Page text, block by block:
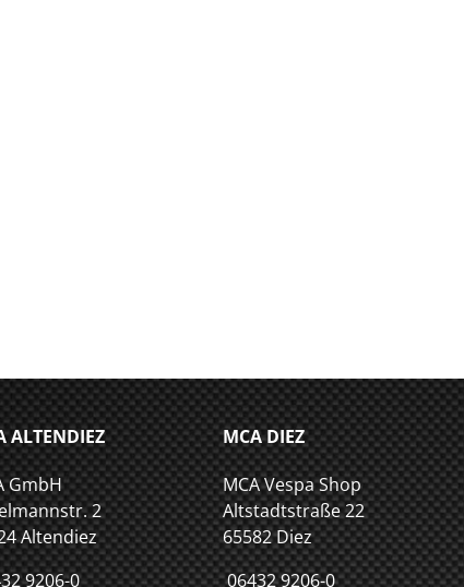
ALTENDIEZ
GmbH
2
Altendiez
9206-0
MCA DIEZ
MCA Vespa Shop
Altstadtstraße 22
65582 Diez
06432 9206-0